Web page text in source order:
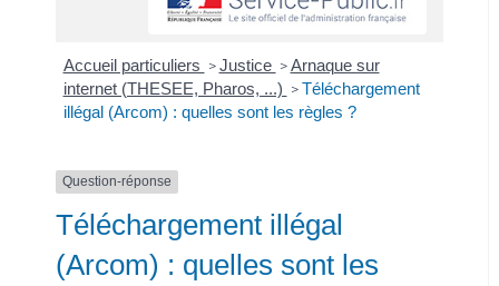
Accueil particuliers > Justice > Arnaque sur
internet (THESEE, Pharos, ...) > Téléchargement
illégal (Arcom) : quelles sont les règles ?
Question-réponse
Téléchargement illégal
(Arcom) : quelles sont les